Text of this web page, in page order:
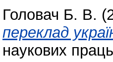
Головач Б. В.
переклад
наукових